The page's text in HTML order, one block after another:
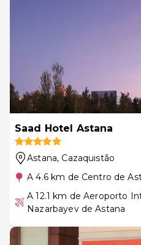
Saad Hotel Astana
Astana, Cazaquistão
A 4.6 km de Centro de
A 12.1 km de Aeroporto
Nazarbayev de Astana